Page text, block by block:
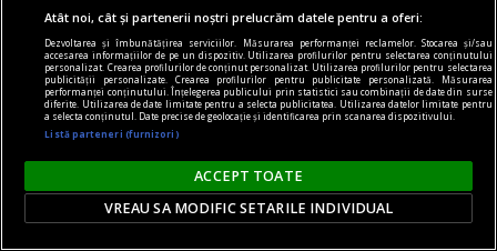
One World Romania – Focus Ucraina: proiecție
Atât noi, cât și partenerii noștri prelucrăm datele pentru a oferi:
Dezvoltarea și îmbunătățirea serviciilor. Măsurarea performanței reclamelor. Stocarea și/sau
accesarea informațiilor de pe un dispozitiv. Utilizarea profilurilor pentru selectarea conținutului
personalizat. Crearea profilurilor de conținut personalizat. Utilizarea profilurilor pentru selectarea
publicității personalizate. Crearea profilurilor pentru publicitate personalizată. Măsurarea
performanței conținutului. Înțelegerea publicului prin statistici sau combinații de date din surse
diferite. Utilizarea de date limitate pentru a selecta publicitatea. Utilizarea datelor limitate pentru
a selecta conținutul. Date precise de geolocație și identificarea prin scanarea dispozitivului.
Listă parteneri (furnizori)
ACCEPT TOATE
VREAU SA MODIFIC SETARILE INDIVIDUAL